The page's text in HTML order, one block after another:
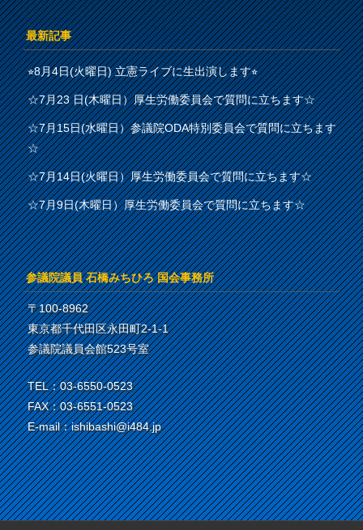
最新記事
⭐︎8月4日(火曜日) 立憲ライブに生出演します⭐︎
☆7月23 日(木曜日）厚生労働委員会で質問に立ちます☆
☆7月15日(水曜日）参議院ODA特別委員会で質問に立ちます
☆
☆7月14日(火曜日）厚生労働委員会で質問に立ちます☆
☆7月9日(木曜日）厚生労働委員会で質問に立ちます☆
参議院議員 石橋みちひろ 国会事務所
〒100-8962
東京都千代田区永田町2-1-1
参議院議員会館523号室
TEL：03-6550-0523
FAX：03-6551-0523
E-mail：ishibashi@i484.jp